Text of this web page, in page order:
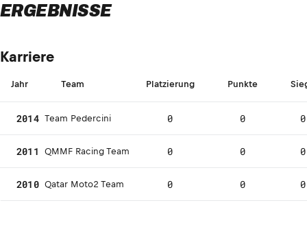
ERGEBNISSE
Karriere
Jahr Team Platzierung Punkte
2014 Team Pedercini 0 0 0
2011 QMMF Racing Team 0 0 0
2010 Qatar Moto2 Team 0 0 0